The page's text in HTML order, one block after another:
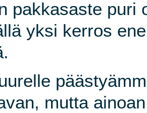
pakkasaste puri
yksi kerros
mutta